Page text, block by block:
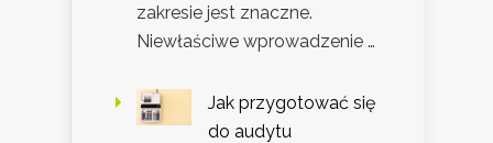
zakresie jest znaczne.
Niewłaściwe wprowadzenie …
Jak przygotować się
do audytu